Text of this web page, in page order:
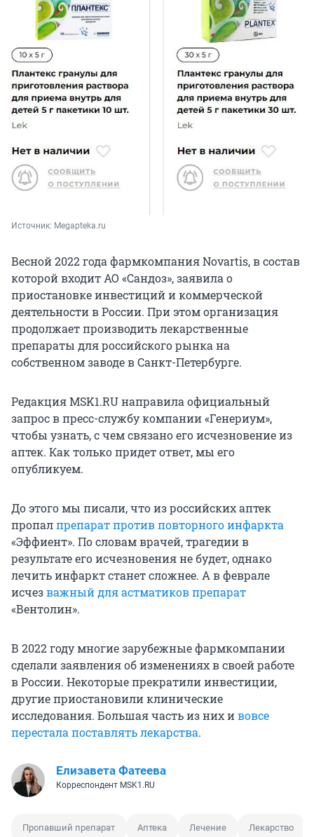
Источник: Megapteka.ru
Весной 2022 года фармкомпания Novartis, в состав
которой входит АО «Сандоз», заявила о
приостановке инвестиций и коммерческой
деятельности в России. При этом организация
продолжает производить лекарственные
препараты для российского рынка на
собственном заводе в Санкт-Петербурге.
Редакция MSK1.RU направила официальный
запрос в пресс-службу компании «Генериум»,
чтобы узнать, с чем связано его исчезновение из
аптек. Как только придет ответ, мы его
опубликуем.
До этого мы писали, что из российских аптек
пропалпрепарат против повторного инфаркта
«Эффиент». По словам врачей, трагедии в
результате его исчезновения не будет, однако
лечить инфаркт станет сложнее. А в феврале
исчезважный для астматиков препарат
«Вентолин».
В 2022 году многие зарубежные фармкомпании
сделали заявления об изменениях в своей работе
в России. Некоторые прекратили инвестиции,
другие приостановили клинические
исследования. Большая часть из них ивовсе
перестала поставлять лекарства.
Елизавета Фатеева
Корреспондент MSK1.RU
Пропавший препарат Аптека Лечение Лекарство